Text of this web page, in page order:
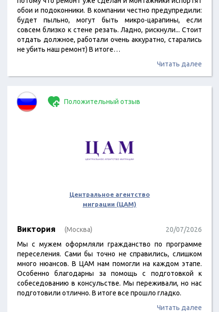
обои и подоконники. В компании честно предупредили:
будет пыльно, могут быть микро-царапины, если
совсем близко к стене резать. Ладно, рискнули... Стоит
отдать должное, работали очень аккуратно, старались
не убить наш ремонт) В итоге…
Читать далее
Положительный отзыв
Центральное агентство
миграции (ЦАМ)
Виктория (Москва)
20/07/2026
Мы с мужем оформляли гражданство по программе
переселения. Сами бы точно не справились, слишком
много нюансов. В ЦАМ нам помогли на каждом этапе.
Особенно благодарны за помощь с подготовкой к
собеседованию в консульстве. Мы переживали, но нас
подготовили отлично. В итоге все прошло гладко.
Читать далее